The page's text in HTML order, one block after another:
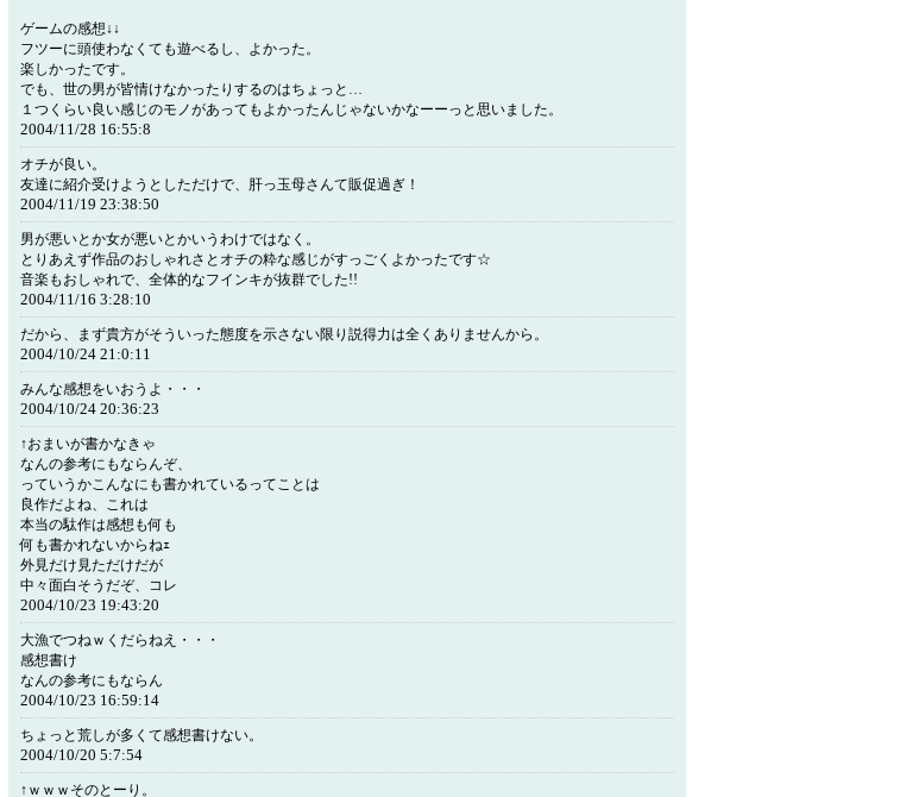
ゲームの感想↓↓
フツーに頭使わなくても遊べるし、よかった。
楽しかったです。
でも、世の男が皆情けなかったりするのはちょっと…
１つくらい良い感じのモノがあってもよかったんじゃないかなーーっと思いました。
2004/11/28 16:55:8
オチが良い。
友達に紹介受けようとしただけで、肝っ玉母さんて販促過ぎ！
2004/11/19 23:38:50
男が悪いとか女が悪いとかいうわけではなく。
とりあえず作品のおしゃれさとオチの粋な感じがすっごくよかったです☆
音楽もおしゃれで、全体的なフインキが抜群でした!!
2004/11/16 3:28:10
だから、まず貴方がそういった態度を示さない限り説得力は全くありませんから。
2004/10/24 21:0:11
みんな感想をいおうよ・・・
2004/10/24 20:36:23
↑おまいが書かなきゃ
なんの参考にもならんぞ、
っていうかこんなにも書かれているってことは
良作だよね、これは
本当の駄作は感想も何も
何も書かれないからねｪ
外見だけ見ただけだが
中々面白そうだぞ、コレ
2004/10/23 19:43:20
大漁でつねｗくだらねえ・・・
感想書け
なんの参考にもならん
2004/10/23 16:59:14
ちょっと荒しが多くて感想書けない。
2004/10/20 5:7:54
↑ｗｗｗそのとーり。